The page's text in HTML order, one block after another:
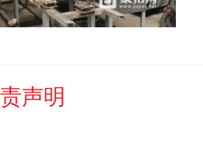
格参与竞买者报价无效。
声明